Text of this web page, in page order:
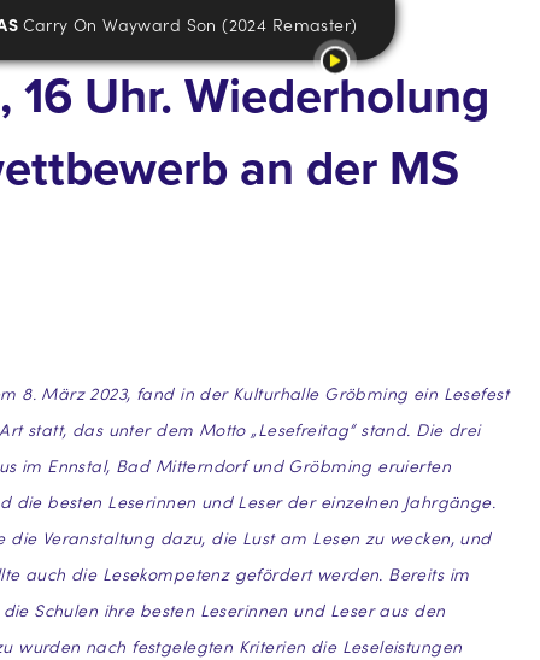
Carry On Wayward Son (2024 Remaster)
16 Uhr. Wiederholung
an der MS
8. März 2023, fand in der Kulturhalle Gröbming ein Lesefest
statt, das unter dem Motto „Lesefreitag“ stand. Die drei
im Ennstal, Bad Mitterndorf und Gröbming eruierten
die besten Leserinnen und Leser der einzelnen Jahrgänge.
die Veranstaltung dazu, die Lust am Lesen zu wecken, und
auch die Lesekompetenz gefördert werden. Bereits im
Schulen ihre besten Leserinnen und Leser aus den
wurden nach festgelegten Kriterien die Leseleistungen